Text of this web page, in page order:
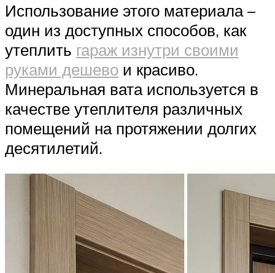
Использование этого материала –
один из доступных способов, как
утеплить гараж изнутри своими
руками дешево и красиво.
Минеральная вата используется в
качестве утеплителя различных
помещений на протяжении долгих
десятилетий.